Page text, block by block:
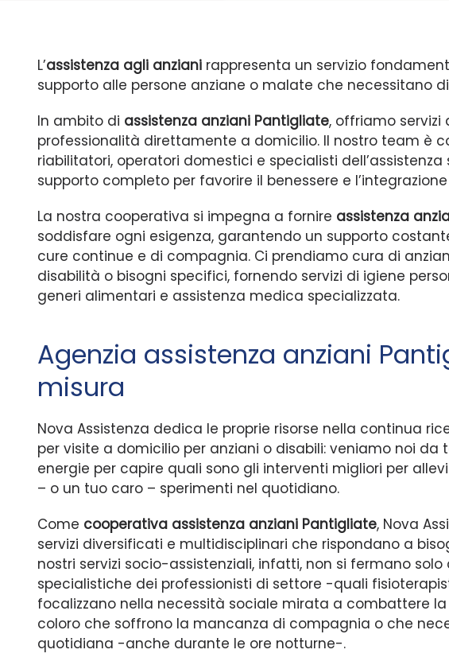
L’assistenza agli anziani rappresenta un servizio
supporto alle persone anziane o malate che necessitano
In ambito di assistenza anziani Pantigliate, offriamo
professionalità direttamente a domicilio. Il nostro team è
riabilitatori, operatori domestici e specialisti
supporto completo per favorire il benessere e
La nostra cooperativa si impegna a fornire assistenza
soddisfare ogni esigenza, garantendo un supporto
cure continue e di compagnia. Ci prendiamo cura di
disabilità o bisogni specifici, fornendo servizi di igiene
generi alimentari e assistenza medica specializzata.
Agenzia assistenza anziani
misura
Nova Assistenza dedica le proprie risorse nella continua
per visite a domicilio per anziani o disabili: veniamo noi da
energie per capire quali sono gli interventi migliori per
– o un tuo caro – sperimenti nel quotidiano.
Come cooperativa assistenza anziani Pantigliate, Nova
servizi diversificati e multidisciplinari che rispondano a
nostri servizi socio-assistenziali, infatti, non si fermano solo
specialistiche dei professionisti di settore -quali
focalizzano nella necessità sociale mirata a combattere
coloro che soffrono la mancanza di compagnia o che
quotidiana -anche durante le ore notturne-.